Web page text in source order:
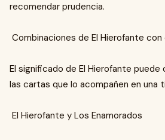
recomendar prudencia.
Combinaciones de El Hierofante
El significado de El Hierofante puede
las cartas que lo acompañen en una
El Hierofante y Los Enamorados